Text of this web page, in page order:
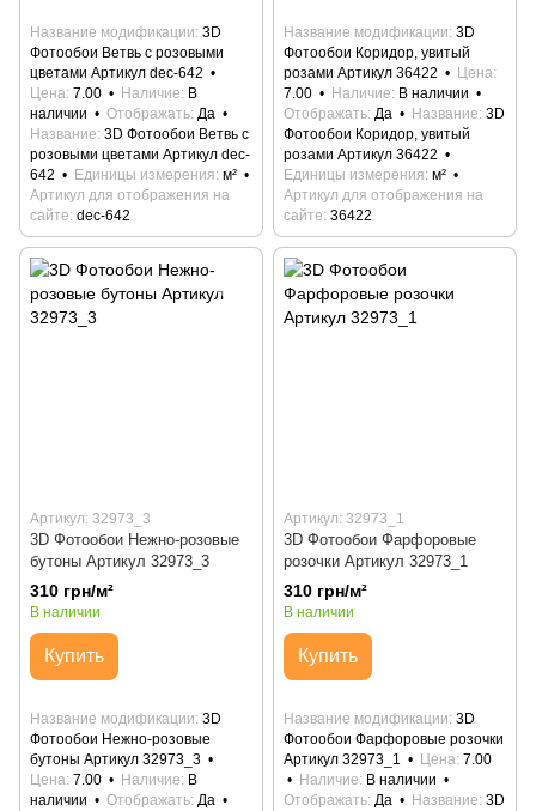
Название модификации 3D
Фотообои Ветвь с розовыми
цветами Артикул dec-642
Цена 7.00 Наличие
В
наличии
Отображать Да
Название 3D Фотообои Ветвь с
розовыми цветами Артикул dec-
642
Единицы измерения м²
Артикул для отображения на
сайте dec-642
Название модификации 3D
Фотообои Коридор, увитый
розами Артикул 36422
Цена
7.00
Наличие
В наличии
Отображать Да Название 3D
Фотообои Коридор, увитый
розами Артикул 36422
Единицы измерения м²
Артикул для отображения на
сайте 36422
Артикул: 32973_3
3D Фотообои Нежно-розовые
бутоны Артикул 32973_3
310 грн/м²
В наличии
Купить
Название модификации 3D
Фотообои Нежно-розовые
бутоны Артикул 32973_3
Цена 7.00 Наличие
В
наличии
Отображать Да
Артикул: 32973_1
3D Фотообои Фарфоровые
розочки Артикул 32973_1
310 грн/м²
В наличии
Купить
Название модификации 3D
Фотообои Фарфоровые розочки
Артикул 32973_1
Цена 7.00
Наличие
В наличии
Отображать Да Название 3D